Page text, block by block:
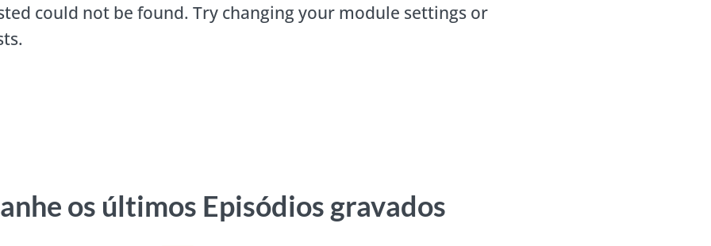
could not be found. Try changing your module settings or
os últimos Episódios gravados